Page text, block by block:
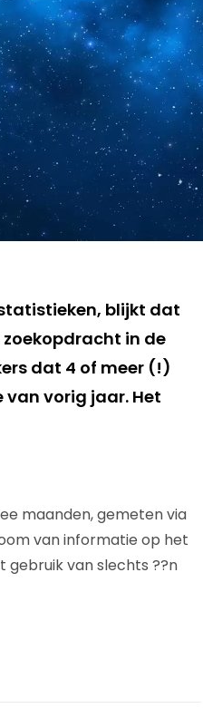
blijkt dat
in de
dat 4 of meer (!)
vorig jaar. Het
maanden, gemeten via
van informatie op het
gebruik van slechts ??n